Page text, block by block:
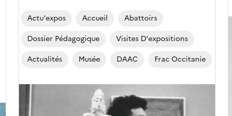
Actu'expos Accueil
Abattoirs
Dossier Pédagogique
Visites D'expositions
Actualités
Musée DAAC Frac Occitanie
Image
de